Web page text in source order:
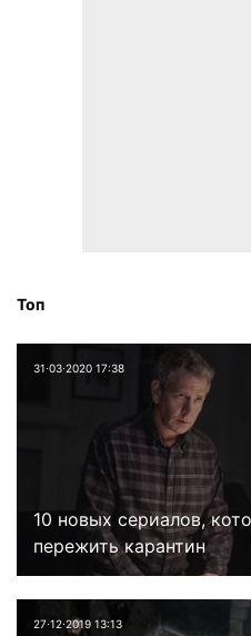
Топ
31⋅03⋅2020 17:38
10 новых сериалов,
пережить карантин
27⋅12⋅2019 13:13